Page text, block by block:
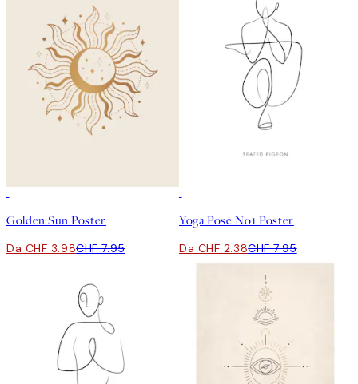
Golden Sun Poster
Da CHF 3.98CHF 7.95
Yoga Pose No1 Poster
Da CHF 2.38CHF 7.95